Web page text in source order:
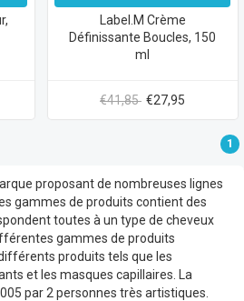
Label.M Crème
Définissante Boucles, 150
ml
€41,85 €27,95
1
proposant de nombreuses lignes
gammes de produits contient des
toutes à un type de cheveux
gammes de produits
produits tels que les
et les masques capillaires. La
par 2 personnes très artistiques.